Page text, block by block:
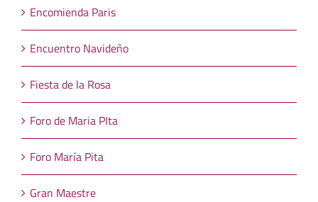
Encomienda Paris
Encuentro Navideño
Fiesta de la Rosa
Foro de Maria PIta
Foro María Pita
Gran Maestre